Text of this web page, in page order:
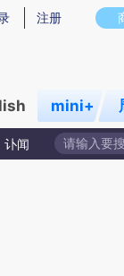
意图存在偏差。不代
注册
mini+
讣闻